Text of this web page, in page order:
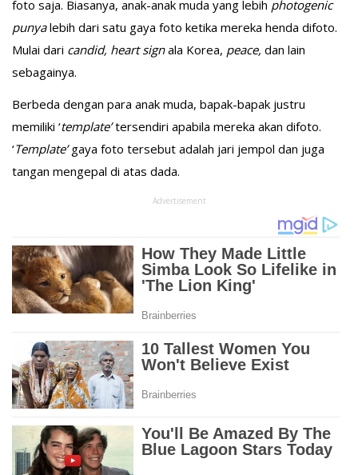
foto saja. Biasanya, anak-anak muda yang lebih photogenic
punyalebih dari satu gaya foto ketika mereka henda difoto.
Mulai dari candid, heart signala Korea, peace, dan lain
sebagainya.
Berbeda dengan para anak muda, bapak-bapak justru
memiliki ‘template’tersendiri apabila mereka akan difoto.
‘Template’gaya foto tersebut adalah jari jempol dan juga
tangan mengepal di atas dada.
Advertisement